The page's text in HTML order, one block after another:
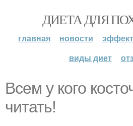
ДИЕТА ДЛЯ
главная новости
виды диет
Всем у кого
читать!